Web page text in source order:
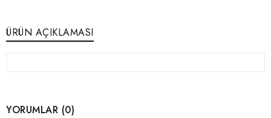
ÜRÜN AÇIKLAMASI
YORUMLAR (0)